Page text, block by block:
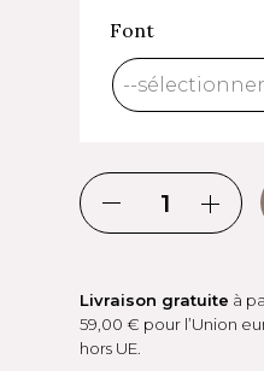
Font
Livraison gratuite à
59,00 € pour l’Union
hors UE.